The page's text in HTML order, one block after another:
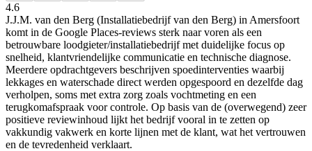
4.6
J.J.M. van den Berg (Installatiebedrijf van den Berg) in Amersfoort
komt in de Google Places-reviews sterk naar voren als een
betrouwbare loodgieter/installatiebedrijf met duidelijke focus op
snelheid, klantvriendelijke communicatie en technische diagnose.
Meerdere opdrachtgevers beschrijven spoedinterventies waarbij
lekkages en waterschade direct werden opgespoord en dezelfde dag
verholpen, soms met extra zorg zoals vochtmeting en een
terugkomafspraak voor controle. Op basis van de (overwegend) zeer
positieve reviewinhoud lijkt het bedrijf vooral in te zetten op
vakkundig vakwerk en korte lijnen met de klant, wat het vertrouwen
en de tevredenheid verklaart.